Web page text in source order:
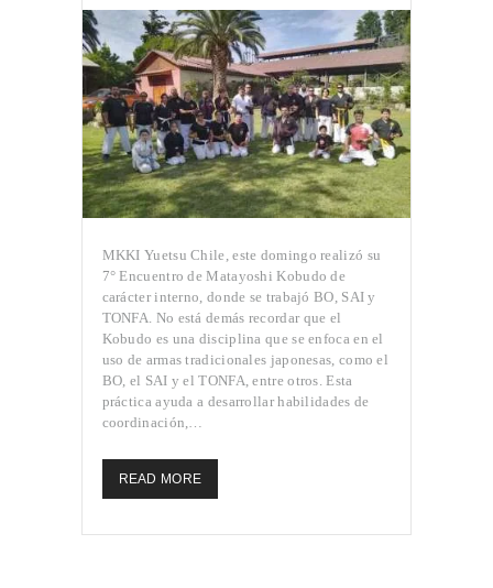
MKKI Yuetsu Chile, este domingo realizó su
7° Encuentro de Matayoshi Kobudo de
carácter interno, donde se trabajó BO, SAI y
TONFA. No está demás recordar que el
Kobudo es una disciplina que se enfoca en el
uso de armas tradicionales japonesas, como el
BO, el SAI y el TONFA, entre otros. Esta
práctica ayuda a desarrollar habilidades de
coordinación,…
READ MORE